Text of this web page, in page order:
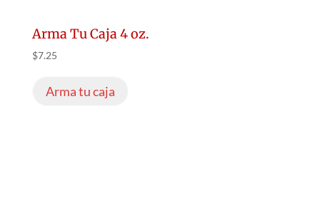
Arma Tu Caja 4 oz.
$7.25
Arma tu caja